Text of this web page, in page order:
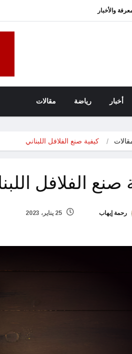
والأخبار
أخبار رياضة مقالات
كيفية صنع الفلافل اللبناني
صنع الفلافل
رحمة إيهاب